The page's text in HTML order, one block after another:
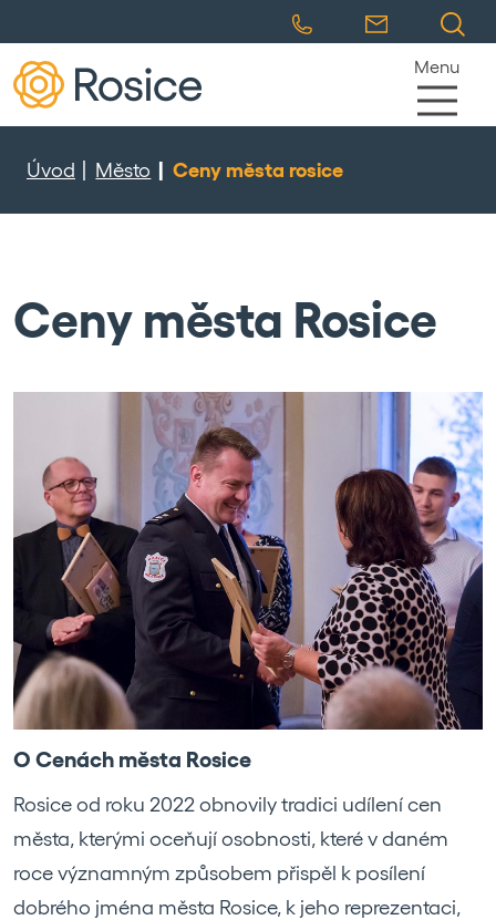
Menu
Úvod Město Ceny města rosice
Ceny města Rosice
O Cenách města Rosice
Rosice od roku 2022 obnovily tradici udílení cen
města, kterými oceňují osobnosti, které v daném
roce významným způsobem přispěl k posílení
dobrého jména města Rosice, k jeho reprezentaci,